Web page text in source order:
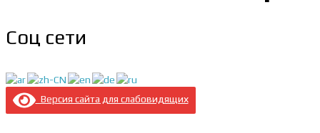
Соц сети
Версия сайта для слабовидящих